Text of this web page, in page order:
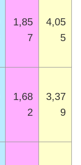
1,85
7
4,05
5
1,68
2
3,37
9